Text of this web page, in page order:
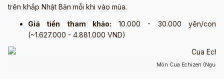
trên khắp Nhật Bản mỗi khi vào mùa.
Giá tiền tham khảo: 10.000 - 30.000 yên/con
(~1.627.000 - 4.881.000 VND)
Món Cua Echizen